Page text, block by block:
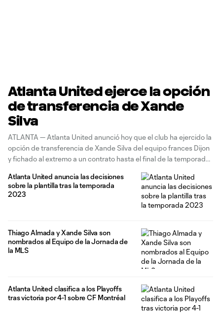
Atlanta United ejerce la opción
de transferencia de Xande
Silva
ATLANTA — Atlanta United anunció hoy que el club ha ejercido la
opción de transferencia de Xande Silva del equipo frances Dijon
y fichado al extremo a un contrato hasta el final de la temporada
internacional pendiente su Certificado de
Atlanta United anuncia las decisiones
sobre la plantilla tras la temporada
2023
Thiago Almada y Xande Silva son
nombrados al Equipo de la Jornada de
la MLS
Atlanta United clasifica a los Playoffs
tras victoria por 4-1 sobre CF Montréal